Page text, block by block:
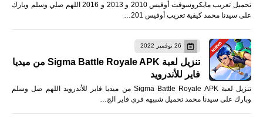
تحميل تعريب مايكروسوفت أوفيس 2010 و 2013 و 2016 اللهم صلي وسلم وبارك
على سيدنا محمد كيفية تعريب أوفيس 201…
26 نوفمبر 2022
تنزيل لعبة Sigma Battle Royale APK من ميديا
فاير للأندرويد
تنزيل لعبة Sigma Battle Royale APK من ميديا فاير للأندرويد اللهم صل وسلم
وبارك على سيدنا محمد تحميل شبيهه فري فاير الج…